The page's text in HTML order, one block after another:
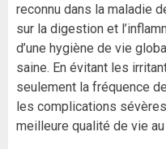
reconnu dans la maladie
sur la digestion et
d’une hygiène de vie
saine. En évitant les
seulement la fréquence
les complications
meilleure qualité de vie